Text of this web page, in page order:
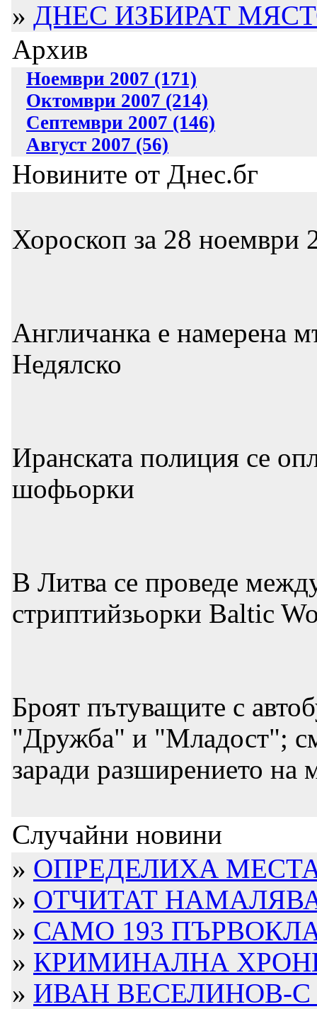
» ДНЕС ИЗБИРАТ
Архив
Ноември 2007 (171)
Октомври 2007 (214)
Септември 2007 (146)
Август 2007 (56)
Новините от Днес.бг
Хороскоп за 28 ноември
Англичанка е намерена
Недялско
Иранската полиция се
шофьорки
В Литва се проведе
стриптийзьорки Baltic
Броят пътуващите с
"Дружба" и "Младост";
заради разширението на
Случайни новини
» ОПРЕДЕЛИХА
» ОТЧИТАТ
» САМО 193
» КРИМИНАЛНА
» ИВАН ВЕСЕЛИНОВ-